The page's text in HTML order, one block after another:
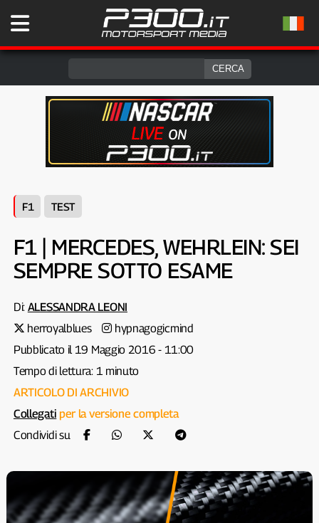
F1 TEST
F1 | MERCEDES, WEHRLEIN: SEI
SEMPRE SOTTO ESAME
Di: ALESSANDRA LEONI
herroyalblues
hypnagogicmind
Pubblicato il 19 Maggio 2016 - 11:00
Tempo di lettura: 1 minuto
ARTICOLO DI ARCHIVIO
Collegati per la versione completa
Condividi su